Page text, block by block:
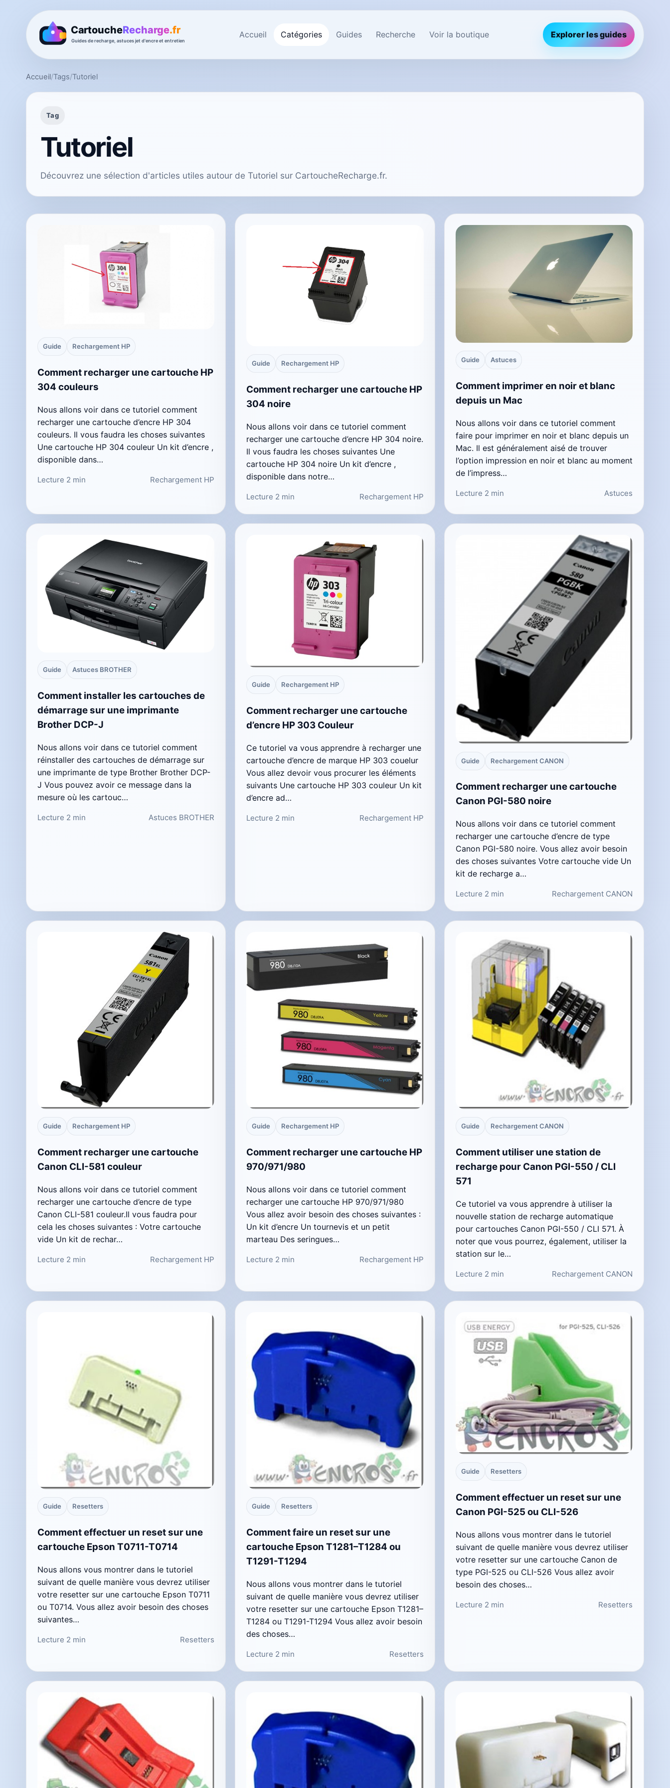
Accueil Catégories Guides Recherche Voir la boutique Explorer les guides
Accueil/Tags/Tutoriel
Tag
Tutoriel
Découvrez une sélection d'articles utiles autour de Tutoriel sur CartoucheRecharge.fr.
Guide Rechargement HP
Comment recharger une cartouche HP
304 couleurs
Nous allons voir dans ce tutoriel comment
recharger une cartouche d’encre HP 304
couleurs. Il vous faudra les choses suivantes
Une cartouche HP 304 couleur Un kit d’encre ,
disponible dans…
Lecture 2 min Rechargement HP
Guide Rechargement HP
Comment recharger une cartouche HP
304 noire
Nous allons voir dans ce tutoriel comment
recharger une cartouche d’encre HP 304 noire.
Il vous faudra les choses suivantes Une
cartouche HP 304 noire Un kit d’encre ,
disponible dans notre…
Lecture 2 min Rechargement HP
Guide Astuces
Comment imprimer en noir et blanc
depuis un Mac
Nous allons voir dans ce tutoriel comment
faire pour imprimer en noir et blanc depuis un
Mac. Il est généralement aisé de trouver
l’option impression en noir et blanc au moment
de l’impress…
Lecture 2 min Astuces
Guide Astuces BROTHER
Comment installer les cartouches de
démarrage sur une imprimante
Brother DCP-J
Nous allons voir dans ce tutoriel comment
réinstaller des cartouches de démarrage sur
une imprimante de type Brother Brother DCP-
J Vous pouvez avoir ce message dans la
mesure où les cartouc…
Lecture 2 min Astuces BROTHER
Guide Rechargement HP
Comment recharger une cartouche
d’encre HP 303 Couleur
Ce tutoriel va vous apprendre à recharger une
cartouche d’encre de marque HP 303 couelur
Vous allez devoir vous procurer les éléments
suivants Une cartouche HP 303 couleur Un kit
d’encre ad…
Lecture 2 min Rechargement HP
Guide Rechargement CANON
Comment recharger une cartouche
Canon PGI-580 noire
Nous allons voir dans ce tutoriel comment
recharger une cartouche d’encre de type
Canon PGI-580 noire. Vous allez avoir besoin
des choses suivantes Votre cartouche vide Un
kit de recharge a…
Lecture 2 min Rechargement CANON
Guide Rechargement HP
Comment recharger une cartouche
Canon CLI-581 couleur
Nous allons voir dans ce tutoriel comment
recharger une cartouche d’encre de type
Canon CLI-581 couleur.Il vous faudra pour
cela les choses suivantes : Votre cartouche
vide Un kit de rechar…
Lecture 2 min Rechargement HP
Guide Rechargement HP
Comment recharger une cartouche HP
970/971/980
Nous allons voir dans ce tutoriel comment
recharger une cartouche HP 970/971/980
Vous allez avoir besoin des choses suivantes :
Un kit d’encre Un tournevis et un petit
marteau Des seringues…
Lecture 2 min Rechargement HP
Guide Rechargement CANON
Comment utiliser une station de
recharge pour Canon PGI-550 / CLI
571
Ce tutoriel va vous apprendre à utiliser la
nouvelle station de recharge automatique
pour cartouches Canon PGI-550 / CLI 571. À
noter que vous pourrez, également, utiliser la
station sur le…
Lecture 2 min Rechargement CANON
Guide Resetters
Comment effectuer un reset sur une
cartouche Epson T0711-T0714
Nous allons vous montrer dans le tutoriel
suivant de quelle manière vous devrez utiliser
votre resetter sur une cartouche Epson T0711
ou T0714. Vous allez avoir besoin des choses
suivantes…
Lecture 2 min Resetters
Guide Resetters
Comment faire un reset sur une
cartouche Epson T1281–T1284 ou
T1291-T1294
Nous allons vous montrer dans le tutoriel
suivant de quelle manière vous devrez utiliser
votre resetter sur une cartouche Epson T1281–
T1284 ou T1291-T1294 Vous allez avoir besoin
des choses…
Lecture 2 min Resetters
Guide Resetters
Comment effectuer un reset sur une
Canon PGI-525 ou CLI-526
Nous allons vous montrer dans le tutoriel
suivant de quelle manière vous devrez utiliser
votre resetter sur une cartouche Canon de
type PGI-525 ou CLI-526 Vous allez avoir
besoin des choses…
Lecture 2 min Resetters